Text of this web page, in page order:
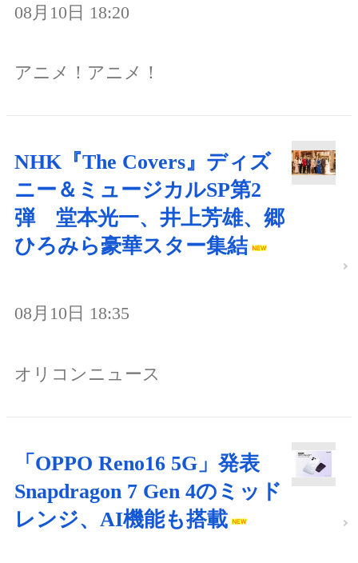
08月10日 18:20
アニメ！アニメ！
NHK『The Covers』ディズ
ニー＆ミュージカルSP第2
弾 堂本光一、井上芳雄、郷
ひろみら豪華スター集結
08月10日 18:35
オリコンニュース
「OPPO Reno16 5G」発表
Snapdragon 7 Gen 4のミッド
レンジ、AI機能も搭載